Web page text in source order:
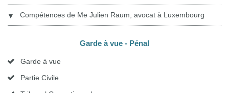
▼ Compétences de Me Julien Raum, avocat à Luxembourg
Garde à vue - Pénal
Garde à vue
Partie Civile